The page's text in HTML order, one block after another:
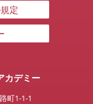
定
カデミー
町1-1-1